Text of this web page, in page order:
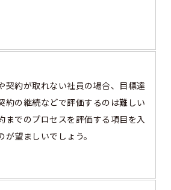
契約が取れない社員の場合、目標達
約の継続などで評価するのは難しい
までのプロセスを評価する項目を入
が望ましいでしょう。